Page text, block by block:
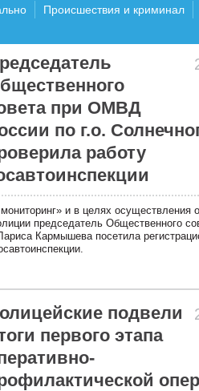
Происшествия и криминал
при ОМВД
по г.о.
работу
и в целях осуществления
председатель Общественного
Кармышева посетила
подвели
первого этапа